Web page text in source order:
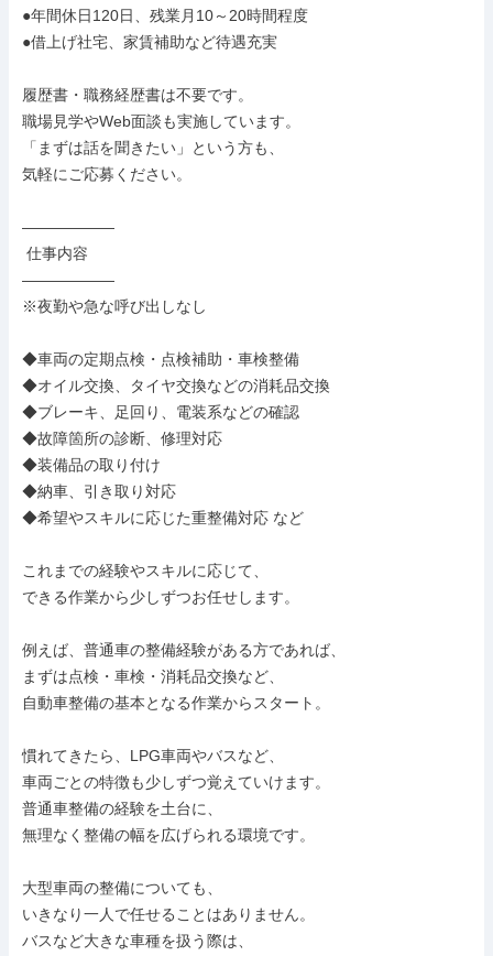
●年間休日120日、残業月10～20時間程度
●借上げ社宅、家賃補助など待遇充実
履歴書・職務経歴書は不要です。
職場見学やWeb面談も実施しています。
「まずは話を聞きたい」という方も、
気軽にご応募ください。
――――――
――――――
※夜勤や急な呼び出しなし
◆車両の定期点検・点検補助・車検整備
◆オイル交換、タイヤ交換などの消耗品交換
◆ブレーキ、足回り、電装系などの確認
◆故障箇所の診断、修理対応
◆装備品の取り付け
◆納車、引き取り対応
◆希望やスキルに応じた重整備対応 など
これまでの経験やスキルに応じて、
できる作業から少しずつお任せします。
例えば、普通車の整備経験がある方であれば、
まずは点検・車検・消耗品交換など、
自動車整備の基本となる作業からスタート。
慣れてきたら、LPG車両やバスなど、
車両ごとの特徴も少しずつ覚えていけます。
普通車整備の経験を土台に、
無理なく整備の幅を広げられる環境です。
大型車両の整備についても、
いきなり一人で任せることはありません。
バスなど大きな車種を扱う際は、